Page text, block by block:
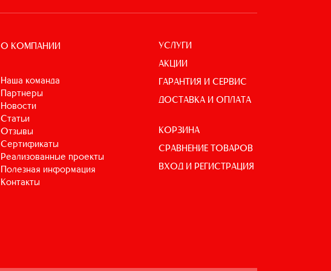
О КОМПАНИИ
Наша команда
Партнеры
Новости
Статьи
Отзывы
Сертификаты
Реализованные проекты
Полезная информация
Контакты
УСЛУГИ
АКЦИИ
ГАРАНТИЯ И СЕРВИС
ДОСТАВКА И ОПЛАТА
КОРЗИНА
СРАВНЕНИЕ ТОВАРОВ
ВХОД И РЕГИСТРАЦИЯ